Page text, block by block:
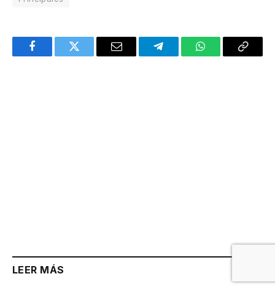
FacebookTwitter Email TelegramWhatsAppCopy
LEER MÁS